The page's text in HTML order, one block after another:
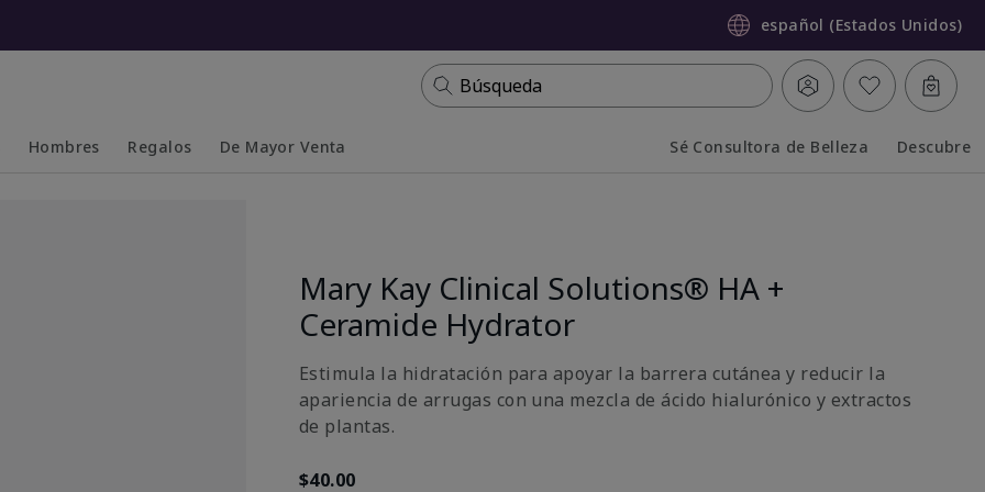
español (Estados Unidos)
Búsqueda
Hombres Regalos De Mayor Venta Sé Consultora de Belleza Descubre
Mary Kay Clinical Solutions® HA +
Ceramide Hydrator
Estimula la hidratación para apoyar la barrera cutánea y reducir la
apariencia de arrugas con una mezcla de ácido hialurónico y extractos
de plantas.
$40.00